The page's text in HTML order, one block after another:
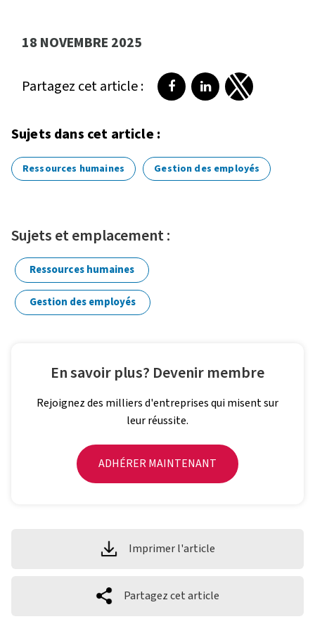
18 NOVEMBRE 2025
Partagez cet article : Partager sur Facebook
Partager surPartager sur
Sujets dans cet article :
Ressources humaines Gestion des employés
Sujets et emplacement :
Ressources humaines
Gestion des employés
En savoir plus? Devenir membre
Rejoignez des milliers d'entreprises qui misent sur
leur réussite.
ADHÉRER MAINTENANT
Imprimer l'article
Partagez cet article